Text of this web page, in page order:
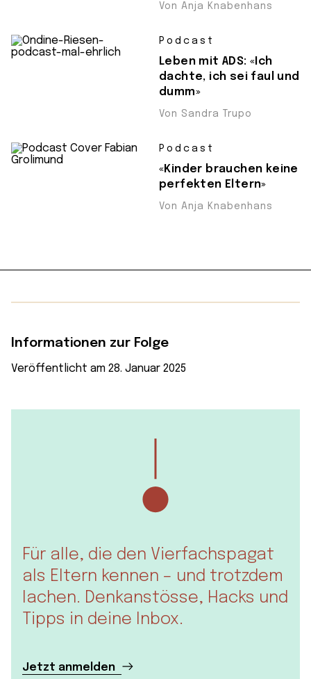
Von Anja Knabenhans
Podcast
Leben mit ADS: «Ich
dachte, ich sei faul und
dumm»
Von Sandra Trupo
Podcast
«Kinder brauchen keine
perfekten Eltern»
Von Anja Knabenhans
Informationen zur Folge
Veröffentlicht am 28. Januar 2025
Für alle, die den Vierfachspagat
als Eltern kennen – und trotzdem
lachen. Denkanstösse, Hacks und
Tipps in deine Inbox.
Jetzt anmelden